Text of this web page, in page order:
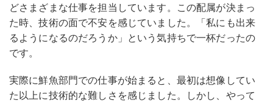
どさまざまな仕事を担当しています。この配属が決まっ
た時、技術の面で不安を感じていました。「私にも出来
るようになるのだろうか」という気持ちで一杯だったの
です。
実際に鮮魚部門での仕事が始まると、最初は想像してい
た以上に技術的な難しさを感じました。しかし、やって